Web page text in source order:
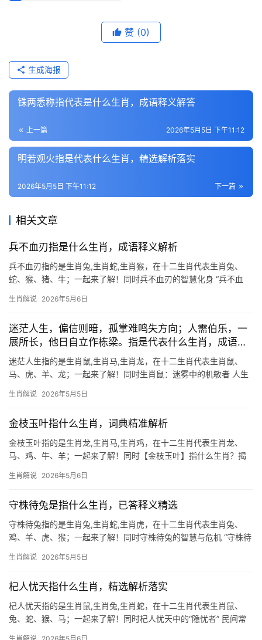
赞 (0)
生成海报
铢两悉称指代表是什么生肖，成语释义解答
上一篇 2026年5月5日 下午11:12
明若观火指是代表什么生肖，精选解析落实
下一篇
2026年5月5日 下午11:12
相关文章
兵不血刃指是什么生肖，成语释义解析
兵不血刃指的是生肖兔,生肖蛇,生肖猴，在十二生肖代表生肖兔、
蛇、猴、猪、牛；一起来了解！同时兵不血刃的智慧化身 “兵不血
这一智慧的最佳代言，兔子的机敏与温和，使其总能以柔克刚，化
生肖解说 2026年5月6日
迷茫人生，偏信则暗，孤掌难鸣失方向；人需伯乐，一
展所长，他日自立作栋梁。指是代表什么生肖，成语释
义解答
迷茫人生指的是生肖鼠,生肖马,生肖龙，在十二生肖代表生肖鼠、
马、虎、羊、龙；一起来了解！同时生肖鼠：迷雾中的机敏者 人生
弈，上半年易遇“偏信则暗”之困，职场中或遭小人挑拨，项目被抢、
生肖解说 2026年5月5日
金枝玉叶指什么生肖，词典精准解析
金枝玉叶指的是生肖龙,生肖马,生肖鸡，在十二生肖代表生肖龙、
马、鸡、牛、羊；一起来了解！同时【金枝玉叶】指什么生肖？揭
人，而在生肖文化中，唯有三个属相最能匹配这一美誉——生肖
生肖解说 2026年5月6日
守株待兔是指什么生肖，已答释义精选
守株待兔指的是生肖兔,生肖蛇,生肖虎，在十二生肖代表生肖兔、
鸡、羊、虎、猴；一起来了解！同时守株待兔的智慧与危机 “守株待
可能错失主动，在十二生肖中，生肖兔象征温和、谨慎，但若过度
生肖解说 2026年5月5日
杞人忧天指什么生肖，精选解析落实
杞人忧天指的是生肖鼠,生肖兔,生肖蛇，在十二生肖代表生肖鼠、
兔、蛇、猴、马；一起来了解！同时杞人忧天中的“隐忧者” 民间常